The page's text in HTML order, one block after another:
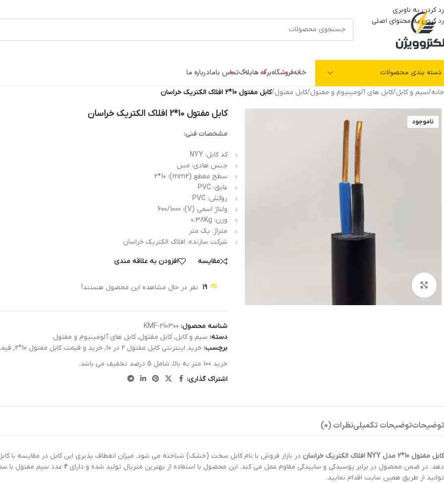
رد کردن به ناوبری
رد کردن به محتوای اصلی
دسته بندی محصولات خانهفروشگاهبرگه هابلاگتماس بامادرباره ما
خانه/سیم و کابل/کابل های آلومینیوم و مفتول/کابل مفتول/کابل مفتول 10*2 افلاک الکتریک خراسان
ناموجود
کابل مفتول 10*2 افلاک الکتریک خراسان
مشخصات فنی:
کد کابل: NYY
جنس هادی: مس
سطح مقطع (mm2): 2*10
عایق: PVC
روکش: PVC
ولتاژ اسمی (V): 600/1000
وزن: 0.38Kg
متراژ: یک متر
شرکت سازنده: افلاک الکتریک خراسان
مقایسه افزودن به علاقه مندی
19 نفر در حال مشاهده این محصول هستند!
شناسه محصول: KMF-210300
دسته: سیم و کابل, کابل مفتول, کابل های آلومینیوم و مفتول
برچسب: خرید اینترنتی کابل مفتول 2 در 10 , خرید و قیمت کابل مفتول 10*2 , قیمت
خرید 100 متر به بالا، شامل 5 درصد تخفیف می باشد.
اشتراک گذاری:
توضیحاتتوضیحات تکمیلینظرات (0)
کابل مفتول 10*2 مدل NYY افلاک الکتریک خراسان
در بازار فروش با نام کابل سخت (خشک) شناخته می شود. میزان انعطاف پذیری این کابل در مقایسه با
دهد. در ضمن محصول در برابر پوسیدگی و ساییدگی مقاوم عمل می کند. این محصول با استفاده از بهترین متریال تولید شده و دارای 2 عدد سیم مفتول با
توانید از طریق همین سایت اقدام نمایید.